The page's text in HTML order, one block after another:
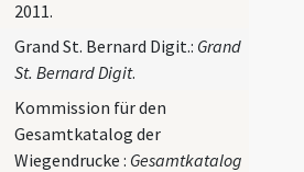
2011.
Grand St. Bernard Digit.: Grand
St. Bernard Digit.
Kommission für den
Gesamtkatalog der
Wiegendrucke : Gesamtkatalog